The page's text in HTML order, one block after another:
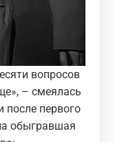
вопросов
– смеялась
после первого
обыгравшая